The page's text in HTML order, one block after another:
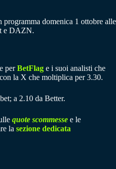
programma domenica 1 ottobre alle
e DAZN.
perBetFlag e i suoi analisti che
la X che moltiplica per 3.30.
a 2.10 da Better.
quote scommesse e le
la sezione dedicata